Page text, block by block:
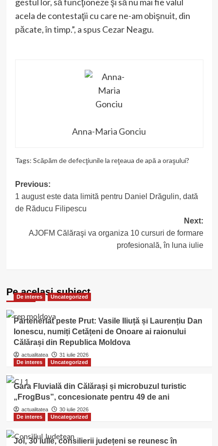
gestul lor, să funcţioneze şi să nu mai fie valul
acela de contestaţii cu care ne-am obişnuit, din
păcate, în timp.”, a spus Cezar Neagu.
Anna-Maria Gonciu
Tags: Scăpăm de defecţiunile la reţeaua de apă a oraşului?
Post
navigation
Previous:
1 august este data limită pentru Daniel Drăgulin, dată
de Răducu Filipescu
Next:
AJOFM Călăraşi va organiza 10 cursuri de formare
profesională, în luna iulie
Pe acelasi subiect
De interes Uncategorized
Parteneriat peste Prut: Vasile Iliuță și Laurențiu Dan
Ionescu, numiți Cetățeni de Onoare ai raionului
Călărași din Republica Moldova
actualitatea
31 iulie 2026
De interes
Uncategorized
Gara Fluvială din Călărași și microbuzul turistic
„FrogBus”, concesionate pentru 49 de ani
actualitatea
30 iulie 2026
De interes
Uncategorized
Joi, 30 iulie, consilierii județeni se reunesc în